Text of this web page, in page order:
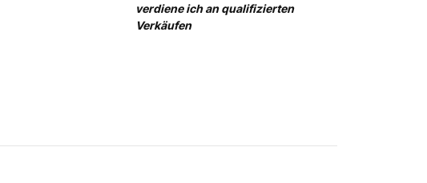
verdiene ich an qualifizierten
Verkäufen